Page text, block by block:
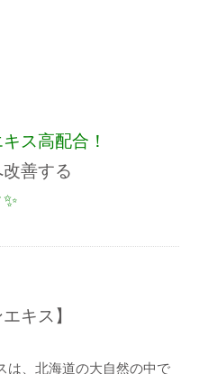
ス高配合！
善する
キス】
は、北海道の大自然の中で